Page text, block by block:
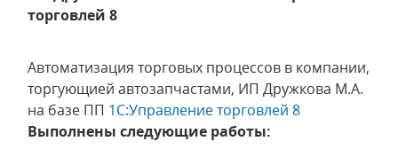
торговлей 8
Автоматизация торговых процессов в компании,
торгующией автозапчастами, ИП Дружкова М.А.
на базе ПП 1С:Управление торговлей 8
Выполнены следующие работы: